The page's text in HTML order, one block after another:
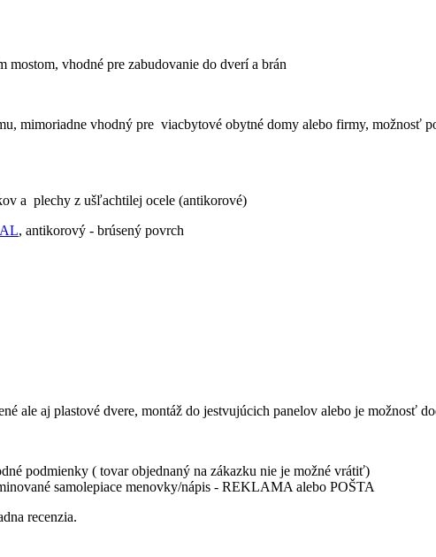
mostom, vhodné pre zabudovanie do dverí a brán
mimoriadne vhodný pre viacbytové obytné domy alebo firmy, možnosť
a plechy z ušľachtilej ocele (antikorové)
, antikorový - brúsený povrch
ale aj plastové dvere, montáž do jestvujúcich panelov alebo je možnosť
podmienky ( tovar objednaný na zákazku nie je možné vrátiť)
samolepiace menovky/nápis - REKLAMA alebo POŠTA
recenzia.